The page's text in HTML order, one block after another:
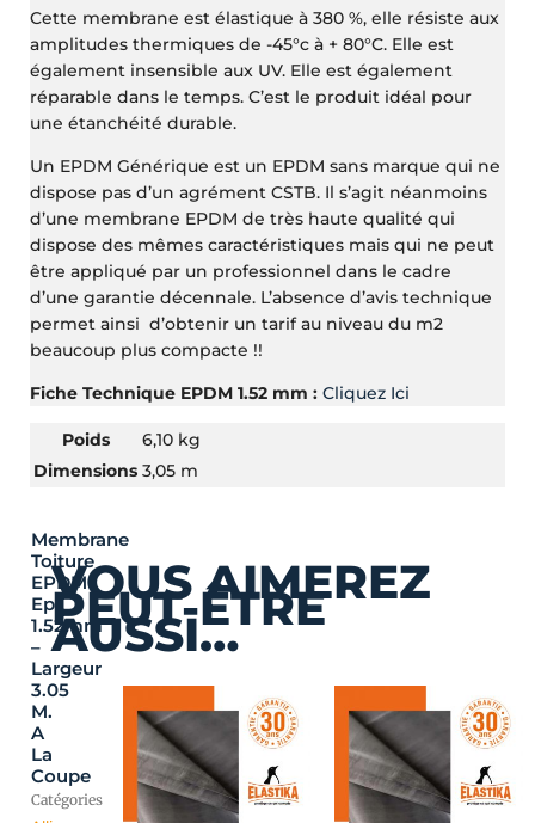
Cette membrane est élastique à 380 %, elle résiste aux
amplitudes thermiques de -45°c à + 80°C. Elle est
également insensible aux UV. Elle est également
réparable dans le temps. C’est le produit idéal pour
une étanchéité durable.
Un EPDM Générique est un EPDM sans marque qui ne
dispose pas d’un agrément CSTB. Il s’agit néanmoins
d’une membrane EPDM de très haute qualité qui
dispose des mêmes caractéristiques mais qui ne peut
être appliqué par un professionnel dans le cadre
d’une garantie décennale. L’absence d’avis technique
permet ainsi d’obtenir un tarif au niveau du m2
beaucoup plus compacte !!
Fiche Technique EPDM 1.52 mm :Cliquez Ici
Poids
6,10 kg
Dimensions 3,05 m
Membrane
Toiture
EPDM
Ep
1.52mm
–
Largeur
3.05
M.
A
La
Coupe
Catégories
VOUS AIMEREZ
PEUT-ÊTRE
AUSSI…